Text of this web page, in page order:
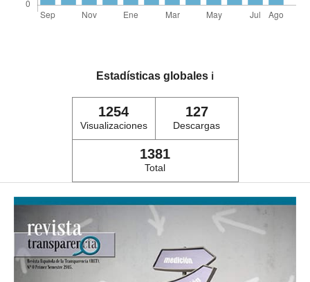
Estadísticas globales ℹ️
1254
Visualizaciones
127
Descargas
1381
Total